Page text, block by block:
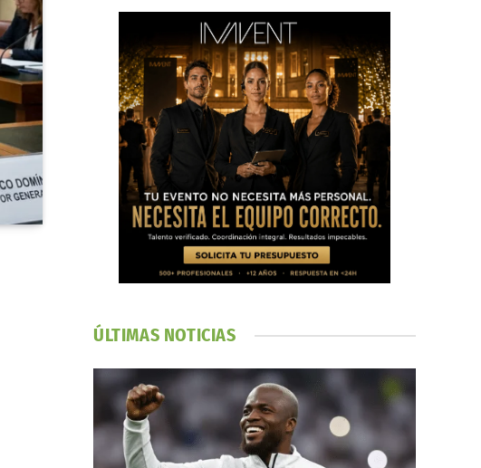
ÚLTIMAS NOTICIAS